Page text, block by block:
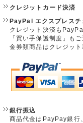
クレジットカード決済
PayPal エクスプレスチ
クレジット決済も
「買い手保護制度」も
金券類商品はクレジッ
銀行振込
商品代金はPayPay銀行